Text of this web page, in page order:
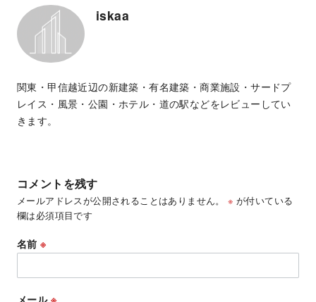
iskaa
関東・甲信越近辺の新建築・有名建築・商業施設・サードプ
レイス・風景・公園・ホテル・道の駅などをレビューしてい
きます。
コメントを残す
メールアドレスが公開されることはありません。 ※ が付いている
欄は必須項目です
名前※
メール ※